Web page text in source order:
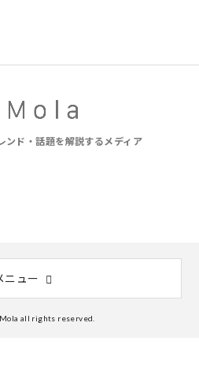
ンド・話題を解説するメディア
ニュー
all rights reserved.